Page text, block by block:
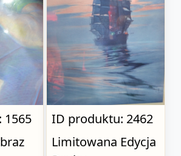
ID produktu: 2462
Limitowana Edycja